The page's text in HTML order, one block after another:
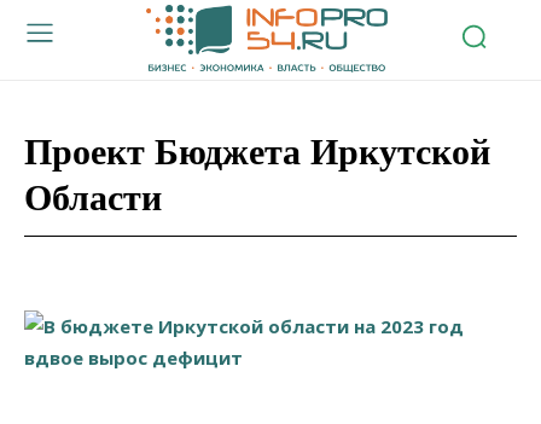
Проект Бюджета Иркутской
Области